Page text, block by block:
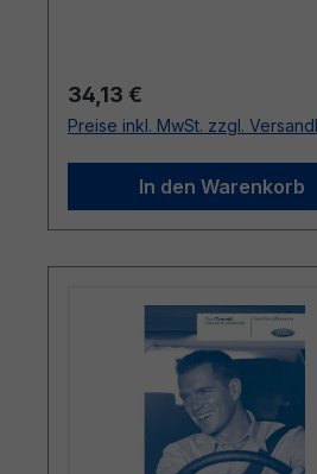
Regulärer Preis:
34,13 €
Preise inkl. MwSt. zzgl.
In den Warenkorb